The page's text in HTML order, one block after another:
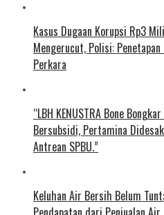
Kasus Dugaan Korupsi Rp3
Mengerucut, Polisi:
Perkara
“LBH KENUSTRA Bone
Bersubsidi, Pertamina
Antrean SPBU.”
Keluhan Air Bersih Belum